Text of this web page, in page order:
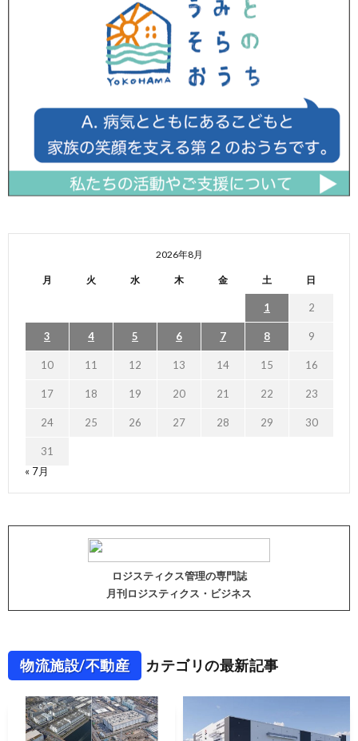
2026年8月
月 火 水 木 金 土 日
1 2
3 4 5 6 7 8 9
10 11 12 13 14 15 16
17 18 19 20 21 22 23
24 25 26 27 28 29 30
31
« 7月
ロジスティクス管理の専門誌
月刊ロジスティクス・ビジネス
物流施設/不動産 カテゴリの最新記事